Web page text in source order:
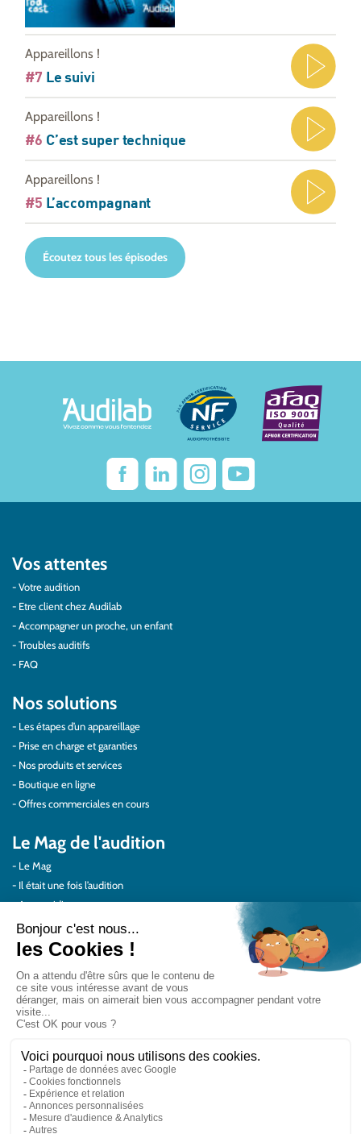
Appareillons !
#7 Le suivi
Appareillons !
#6 C’est super technique
Appareillons !
#5 L’accompagnant
Écoutez tous les épisodes
Vos attentes
Votre audition
Etre client chez Audilab
Accompagner un proche, un enfant
Troubles auditifs
FAQ
Nos solutions
Les étapes d’un appareillage
Prise en charge et garanties
Nos produits et services
Boutique en ligne
Offres commerciales en cours
Le Mag de l'audition
Le Mag
Il était une fois l’audition
Au quotidien
Protéger vos oreilles
Témoignages
Pour les pros
Le réseau Audilab
Le choix de la qualité
Le Comité Scientifique Audilab
Nos partenaires
On parle de nous